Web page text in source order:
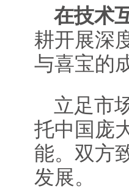
在技术
耕开展深
与喜宝的
立足市
托中国庞
能。双方
发展。